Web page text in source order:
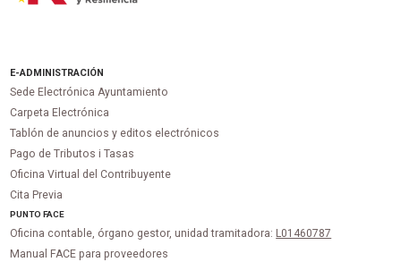
E-ADMINISTRACIÓN
Sede Electrónica Ayuntamiento
Carpeta Electrónica
Tablón de anuncios y editos electrónicos
Pago de Tributos i Tasas
Oficina Virtual del Contribuyente
Cita Previa
PUNTO FACE
Oficina contable, órgano gestor, unidad tramitadora: L01460787
Manual FACE para proveedores